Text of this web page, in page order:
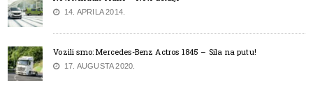
14. APRILA 2014.
Vozili smo: Mercedes-Benz Actros 1845 – Sila na putu!
17. AUGUSTA 2020.